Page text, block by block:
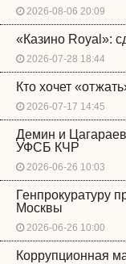
2026-08-06 20:09
«Казино Royal»:
2026-07-28 18:44
Кто хочет
2026-07-17 14:45
Демин и
УФСБ КЧР
2026-06-26 10:03
Генпрокуратуру
Москвы
2026-06-26 10:00
Коррупционная